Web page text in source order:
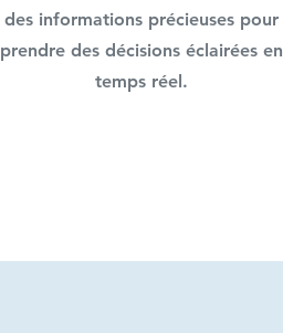
des informations précieuses pour
prendre des décisions éclairées en
temps réel.